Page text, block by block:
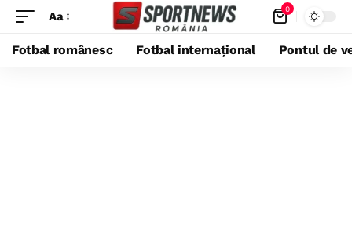
Aa 0
Fotbal românesc Fotbal internațional Pontul de